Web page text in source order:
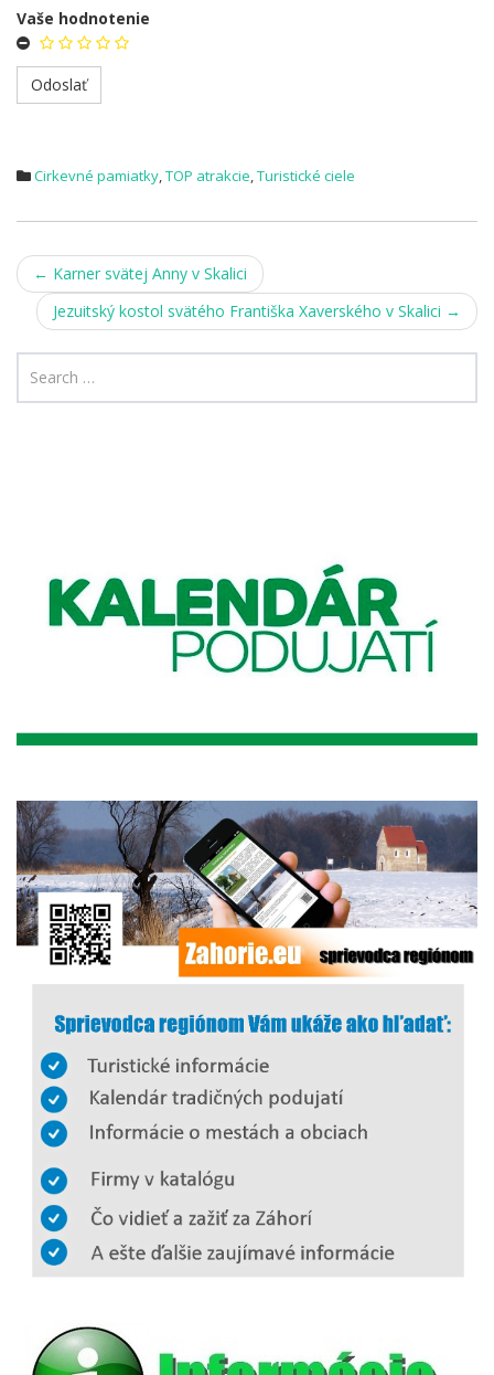
Vaše hodnotenie
Cirkevné pamiatky,TOP atrakcie,Turistické ciele
Post
navigation
← Karner svätej Anny v Skalici
Jezuitský kostol svätého Františka Xaverského v Skalici →